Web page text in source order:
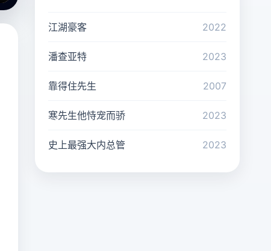
江湖豪客 2022
潘查亚特 2023
靠得住先生 2007
寒先生他恃宠而骄 2023
史上最强大内总管 2023